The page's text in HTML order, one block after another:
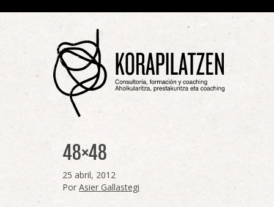
48×48
25 abril, 2012
Por Asier Gallastegi